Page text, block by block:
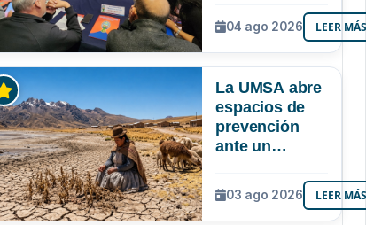
mineral que
Bolivia aún no
explora ni
04 ago 2026 LEER
La UMSA abre
espacios de
prevención
ante un
Niño que
podría superar
03 ago 2026 LEER